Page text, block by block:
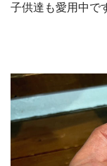
子供達も愛用中で